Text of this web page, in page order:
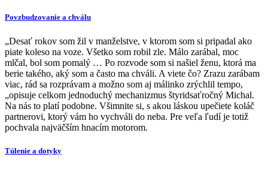
Povzbudzovanie a chválu
„Desať rokov som žil v manželstve, v ktorom som si pripadal ako
piate koleso na voze. Všetko som robil zle. Málo zarábal, moc
mlčal, bol som pomalý … Po rozvode som si našiel ženu, ktorá ma
berie takého, aký som a často ma chváli. A viete čo? Zrazu zarábam
viac, rád sa rozprávam a možno som aj málinko zrýchlil tempo,
„opisuje celkom jednoduchý mechanizmus štyridsaťročný Michal.
Na nás to platí podobne. Všimnite si, s akou láskou upečiete koláč
partnerovi, ktorý vám ho vychváli do neba. Pre veľa ľudí je totiž
pochvala najväčším hnacím motorom.
Túlenie a dotyky